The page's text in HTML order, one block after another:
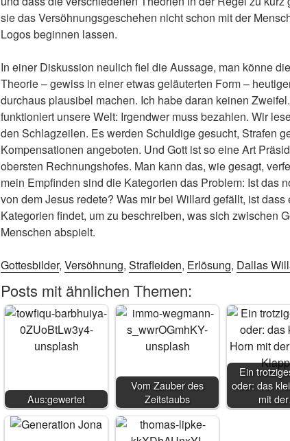
sie das Versöhnungsgeschehen nicht schon mit der
Logos beginnen lassen.
In einer Diskussion neulich fiel die Aussage, man könne
Theorie – gewiss in einer etwas geläuterten Form –
durchaus plausibel machen. Ich habe daran keinen
funktioniert unsere Welt: Irgendwer muss bezahlen. Wir
den Schlagzeilen. Es werden Schuldige gesucht, Strafen
Kompensationen angeboten. Und Gott ist so eine Art
obersten Rechnungshofes. Man kann das, wie gesagt,
mein Empfinden sind die Kategorien das Problem: Ist das
von dem Jesus redete? Was mir bei Willard gefällt, ist dass
Kategorien findet, um zu beschreiben, was sich zwischen
Menschen abspielt.
Gottesbilder, Versöhnung, Strafleiden, Erlösung, Dallas
Posts mit ähnlichen Themen:
Aus:gewertet
Vom Zauber des
Zeitstaubs
Ein
oder: das
mit